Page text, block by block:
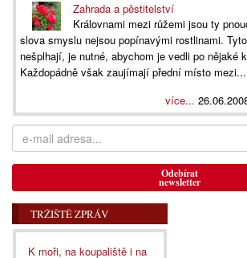
Zahrada a pěstitelství
Královnami mezi růžemi jsou ty
slova smyslu nejsou popínavými rostlinami.
nešplhají, je nutné, abychom je vedli po nějaké
Každopádně však zaujímají přední místo mezi...
více...
Odebírat
newsletter
TRŽIŠTĚ ZPRÁV
K moři, na koupaliště i na